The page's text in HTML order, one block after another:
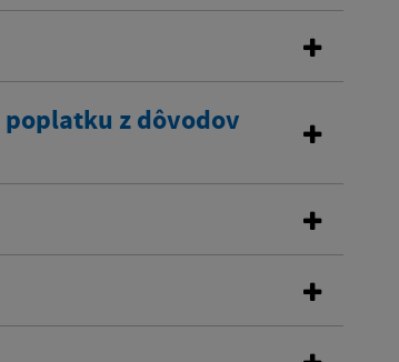
z dôvodov